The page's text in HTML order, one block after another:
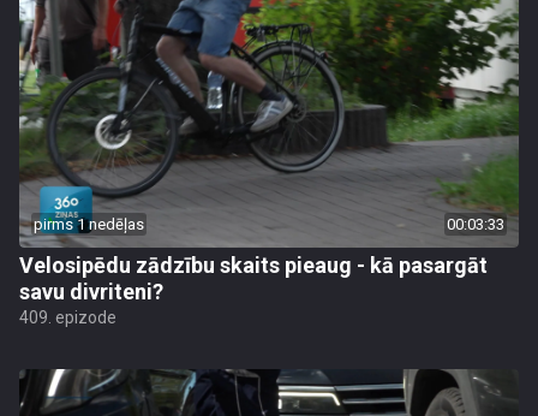
pirms 1 nedēļas 00:03:33
Velosipēdu zādzību skaits pieaug - kā pasargāt
savu divriteni?
409. epizode